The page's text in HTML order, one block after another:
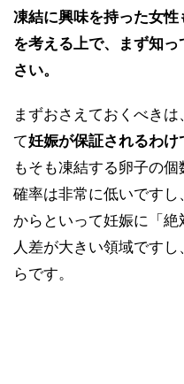
凍結に興味を持った女
を考える上で、まず知
さい。
まずおさえておくべき
て妊娠が保証されるわけ
もそも凍結する卵子の
確率は非常に低いです
からといって妊娠に「
人差が大きい領域です
らです。